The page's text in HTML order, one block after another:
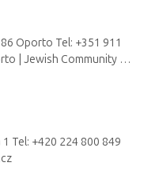
Oporto Tel: +351 911
| Jewish Community of
Tel: +420 224 800 849